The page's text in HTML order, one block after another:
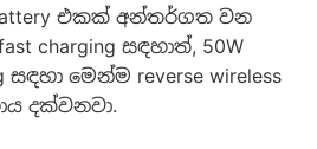
battery එකක් අන්තර්ගත වන
charging සඳහාත්, 50W
ස‍ඳහා මෙන්ම reverse wireless
දක්වනවා.